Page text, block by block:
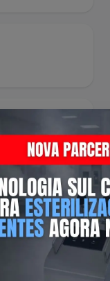
ou
como
e